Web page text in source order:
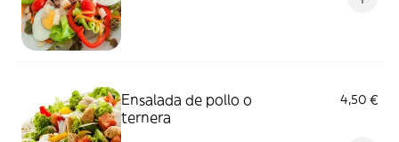
Ensalada de pollo o
ternera
4,50 €